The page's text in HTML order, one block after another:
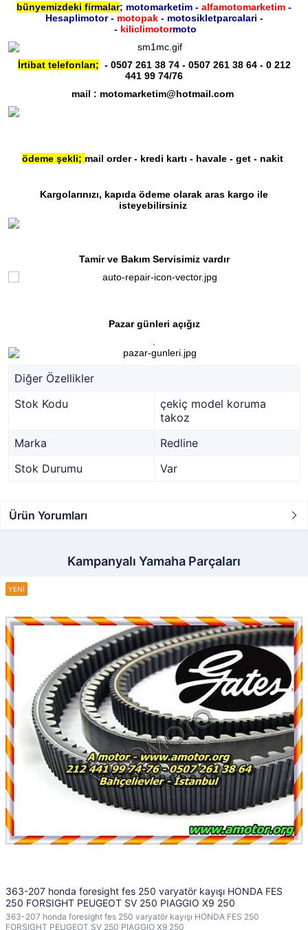
bünyemizdeki firmalar; motomarketim - alfamotomarketim -
Hesaplimotor - motopak- motosikletparcalari -
- kiliclimotormoto
İrtibat telefonları; - 0507 261 38 74 - 0507 261 38 64 - 0 212
441 99 74/76
mail : motomarketim@hotmail.com
ödeme şekli; mail order - kredi kartı - havale - get - nakit
Kargolarınızı, kapıda ödeme olarak aras kargo ile
isteyebilirsiniz
Tamir ve Bakım Servisimiz vardır
Pazar günleri açığız
Diğer Özellikler
Stok Kodu
çekiç model koruma
takoz
Marka
Redline
Stok Durumu
Var
Ürün Yorumları
Kampanyalı Yamaha Parçaları
363-207 honda foresight fes 250 varyatör kayışı HONDA FES
250 FORSIGHT PEUGEOT SV 250 PIAGGIO X9 250
363-207 honda foresight fes 250 varyatör kayışı HONDA FES 250
FORSIGHT PEUGEOT SV 250 PIAGGIO X9 250